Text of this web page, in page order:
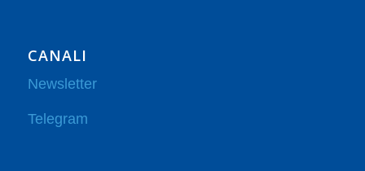
CANALI
Newsletter
Telegram